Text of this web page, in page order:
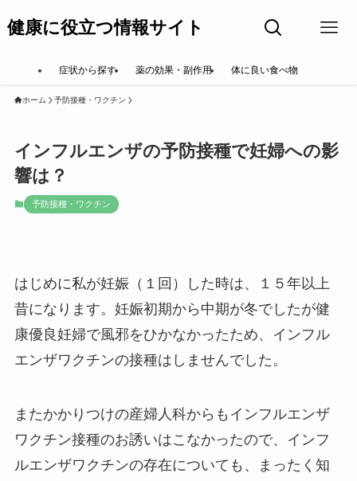
健康に役立つ情報サイト
症状から探す 薬の効果・副作用 体に良い食べ物
ホーム 予防接種・ワクチン
インフルエンザの予防接種で妊婦への影
響は？
予防接種・ワクチン
はじめに私が妊娠（１回）した時は、１５年以上
昔になります。妊娠初期から中期が冬でしたが健
康優良妊婦で風邪をひかなかったため、インフル
エンザワクチンの接種はしませんでした。
またかかりつけの産婦人科からもインフルエンザ
ワクチン接種のお誘いはこなかったので、インフ
ルエンザワクチンの存在についても、まったく知